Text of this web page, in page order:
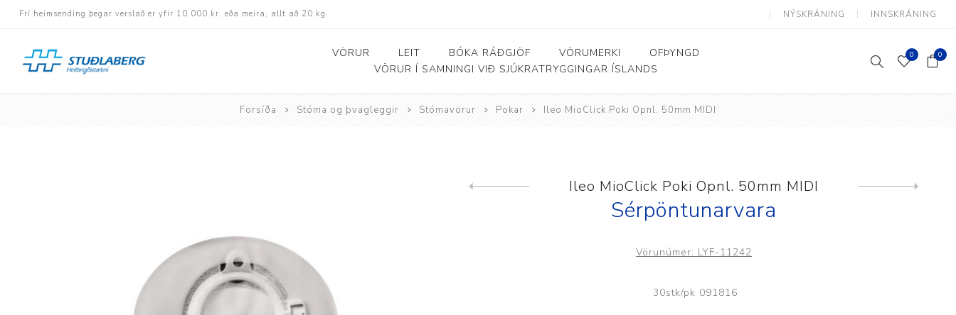
Frí heimsending þegar verslað er yfir 10.000 kr. eða meira, allt að 20 kg. NÝSKRÁNING INNSKRÁNING
VÖRUR
Hjólastólar
Rafskutlur
Krossramma hjólastólar
Sessur
Bað- og salernishjálpartæki Þjálfun og endurhæfing Hjálpartæki
Smáhjálpartæki
Vinnuborð og sérhæfðir
LEIT BÓKA RÁÐGJÖF VÖRUMERKI
OFÞYNGD
VÖRUR Í SAMNINGI VIÐ SJÚKRATRYGGINGAR ÍSLANDS
0 0
Forsíða Stóma og þvagleggir Stómavörur Pokar Ileo MioClick Poki Opnl. 50mm MIDI
Ileo MioClick Poki Opnl. 50mm MIDI
Sérpöntunarvara
Vörunúmer: LYF-11242
30stk/pk 091816